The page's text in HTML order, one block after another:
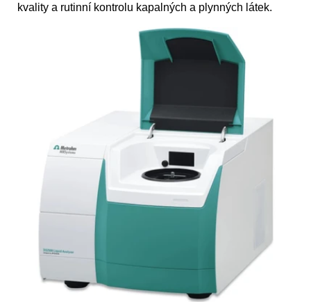
kvality a rutinní kontrolu kapalných a plynných látek.